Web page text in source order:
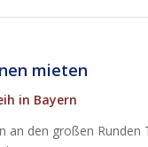
mieten
in Bayern
an den großen Runden